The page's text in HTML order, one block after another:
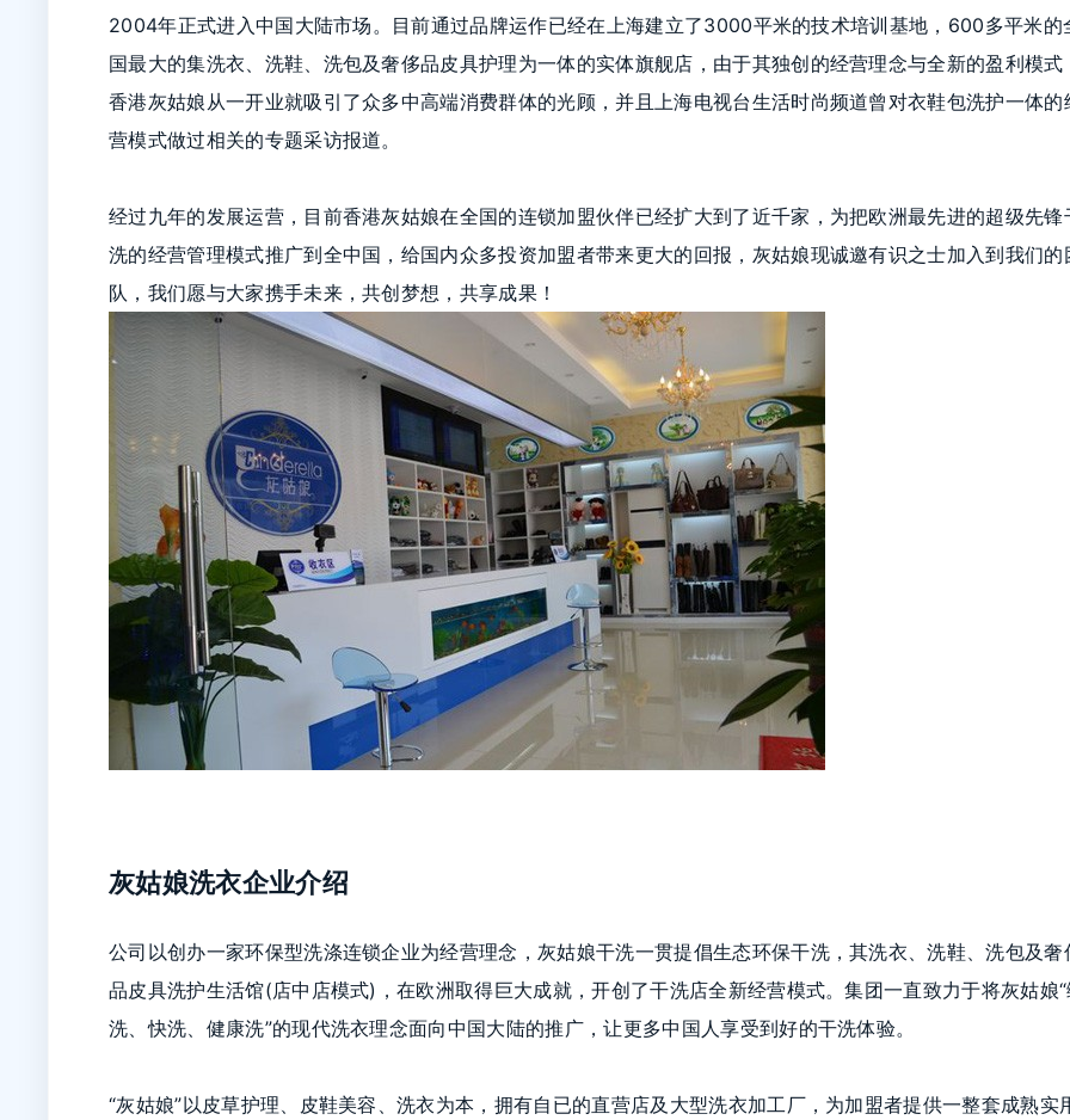
2004年正式进入中国大陆市场。目前通过品牌运作已经在上海建立了3000平米的技术培训基地，600多平米的
国最大的集洗衣、洗鞋、洗包及奢侈品皮具护理为一体的实体旗舰店，由于其独创的经营理念与全新的盈利模式
香港灰姑娘从一开业就吸引了众多中高端消费群体的光顾，并且上海电视台生活时尚频道曾对衣鞋包洗护一体的
营模式做过相关的专题采访报道。
经过九年的发展运营，目前香港灰姑娘在全国的连锁加盟伙伴已经扩大到了近千家，为把欧洲最先进的超级先锋
洗的经营管理模式推广到全中国，给国内众多投资加盟者带来更大的回报，灰姑娘现诚邀有识之士加入到我们的
队，我们愿与大家携手未来，共创梦想，共享成果！
灰姑娘洗衣企业介绍
公司以创办一家环保型洗涤连锁企业为经营理念，灰姑娘干洗一贯提倡生态环保干洗，其洗衣、洗鞋、洗包及奢
品皮具洗护生活馆(店中店模式)，在欧洲取得巨大成就，开创了干洗店全新经营模式。集团一直致力于将灰姑娘
洗、快洗、健康洗”的现代洗衣理念面向中国大陆的推广，让更多中国人享受到好的干洗体验。
“灰姑娘”以皮草护理、皮鞋美容、洗衣为本，拥有自已的直营店及大型洗衣加工厂，为加盟者提供一整套成熟实